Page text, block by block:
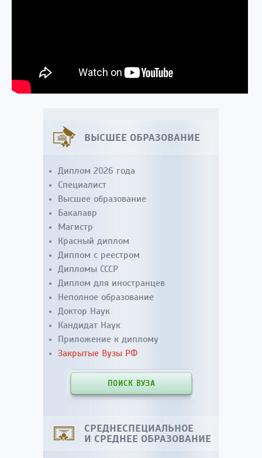
ВЫСШЕЕ ОБРАЗОВАНИЕ
Диплом 2026 года
Специалист
Высшее образование
Бакалавр
Магистр
Красный диплом
Диплом с реестром
Дипломы СССР
Диплом для иностранцев
Неполное образование
Доктор Наук
Кандидат Наук
Приложение к диплому
Закрытые Вузы РФ
ПОИСК ВУЗА
СРЕДНЕСПЕЦИАЛЬНОЕ
И СРЕДНЕЕ ОБРАЗОВАНИЕ